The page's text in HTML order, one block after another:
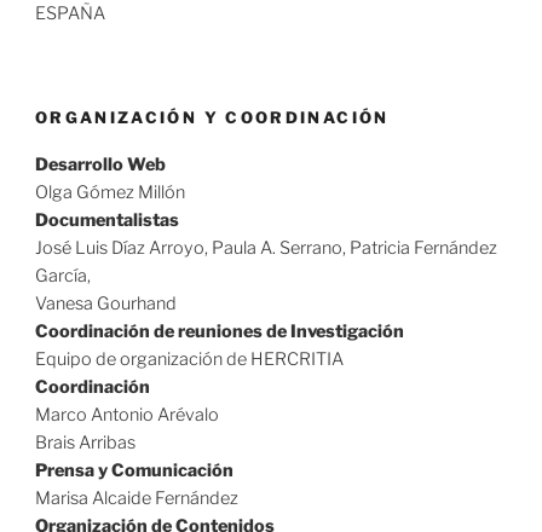
ESPAÑA
ORGANIZACIÓN Y COORDINACIÓN
Desarrollo Web
Olga Gómez Millón
Documentalistas
José Luis Díaz Arroyo, Paula A. Serrano, Patricia Fernández
García,
Vanesa Gourhand
Coordinación de reuniones de Investigación
Equipo de organización de HERCRITIA
Coordinación
Marco Antonio Arévalo
Brais Arribas
Prensa y Comunicación
Marisa Alcaide Fernández
Organización de Contenidos